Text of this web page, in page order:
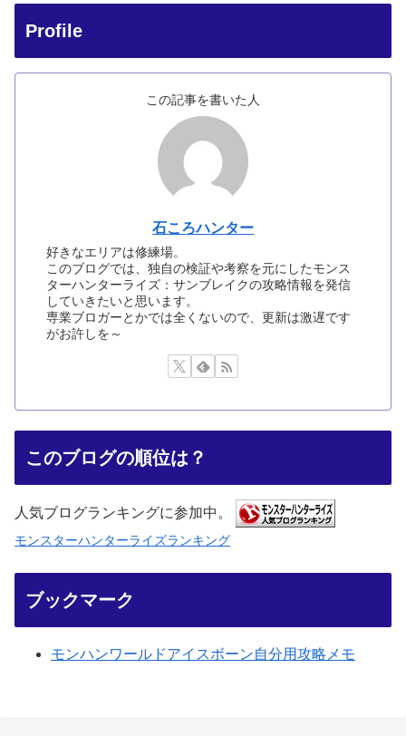
Profile
この記事を書いた人
石ころハンター
好きなエリアは修練場。
このブログでは、独自の検証や考察を元にしたモンス
ターハンターライズ：サンブレイクの攻略情報を発信
していきたいと思います。
専業ブロガーとかでは全くないので、更新は激遅です
がお許しを～
このブログの順位は？
人気ブログランキングに参加中。
モンスターハンターライズランキング
ブックマーク
モンハンワールドアイスボーン自分用攻略メモ